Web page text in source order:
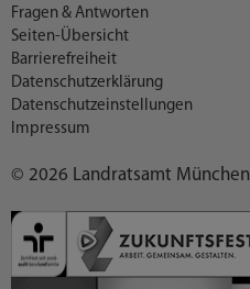
© 2026 Landratsamt München
Fragen & Antworten
Seiten-Übersicht
Barrierefreiheit
Datenschutzerklärung
Datenschutzeinstellungen
Impressum